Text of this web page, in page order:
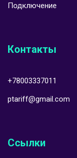
Подключение
Контакты
+78003337011
ptariff@gmail.com
Ссылки